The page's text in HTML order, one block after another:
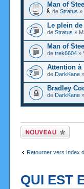
Man of
de Stratus »
Le plein
de Stratus »
Man of
de trek6604 »
Attention à
de DarkKane
Bradley
de DarkKane
Ecrire un nouveau
sujet
Retourner vers Index
QUI EST